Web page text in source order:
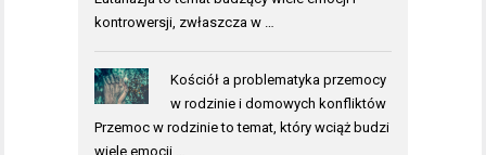
kontrowersji, zwłaszcza w …
Kościół a problematyka przemocy
w rodzinie i domowych konfliktów
Przemoc w rodzinie to temat, który wciąż budzi
wiele emocji …